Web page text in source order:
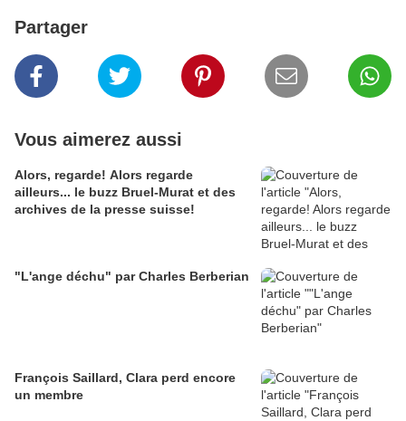
Partager
Vous aimerez aussi
Alors, regarde! Alors regarde
ailleurs... le buzz Bruel-Murat et des
archives de la presse suisse!
"L'ange déchu" par Charles Berberian
François Saillard, Clara perd encore
un membre